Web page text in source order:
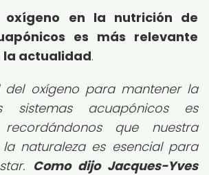
oxígeno en la nutrición de
es más relevante
la actualidad.
del oxígeno para mantener la
acuapónicos es
recordándonos que nuestra
naturaleza es esencial para
Como dijo Jacques-Yves